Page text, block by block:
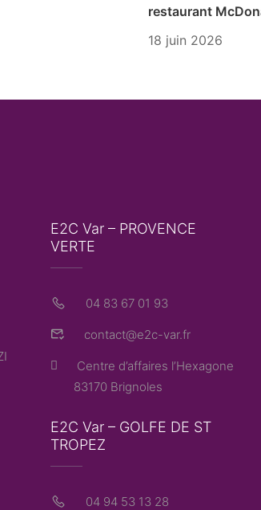
restaurant
18 juin 2026
E2C Var – PROVENCE
VERTE
04 83 67 01 93
contact@e2c-var.fr
Centre d’affaires l’Hexagone
83170 Brignoles
E2C Var – GOLFE DE ST
TROPEZ
04 94 53 13 28